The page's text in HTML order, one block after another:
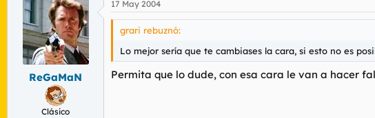
ReGaMaN
Clásico
17 May 2004
grari rebuznó:
Lo mejor sería que te cambiases la cara, si esto no es
Permita que lo dude, con esa cara le van a hacer